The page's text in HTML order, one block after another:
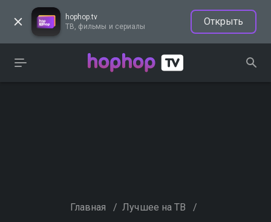
hophop.tv
ТВ, фильмы и сериалы
Открыть
Главная / Лучшее на ТВ /